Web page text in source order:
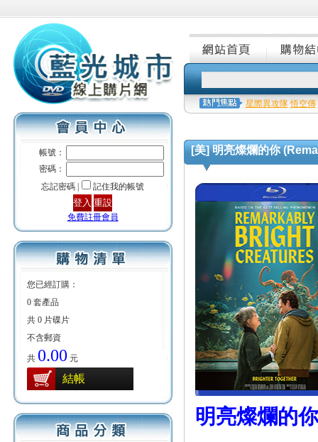
帳號：
密碼：
忘記密碼 |
記住我的帳號
免費註冊會員
您已經訂購：
0 套產品
共 0 片碟片
不含郵資
共 0.00 元
結帳
星際異攻隊 悟空傳
[美] 明亮燦爛的你
明亮燦爛的你